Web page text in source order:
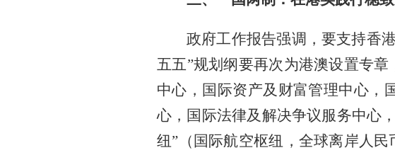
政府工作报告强调，要支持香
五五”规划纲要再次为港澳设置专
中心，国际资产及财富管理中心，
心，国际法律及解决争议服务中心
纽”（国际航空枢纽，全球离岸人